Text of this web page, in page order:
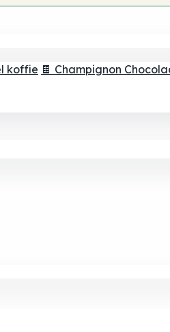
koffie 🍫 Champignon